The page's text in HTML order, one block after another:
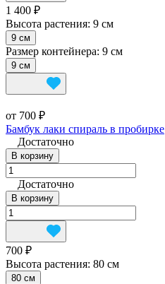
1 400 ₽
Высота растения: 9 см
9 см
Размер контейнера: 9 см
9 см
от 700 ₽
Бамбук лаки спираль в пробирке
Достаточно
В корзину
Достаточно
В корзину
700 ₽
Высота растения: 80 см
80 см